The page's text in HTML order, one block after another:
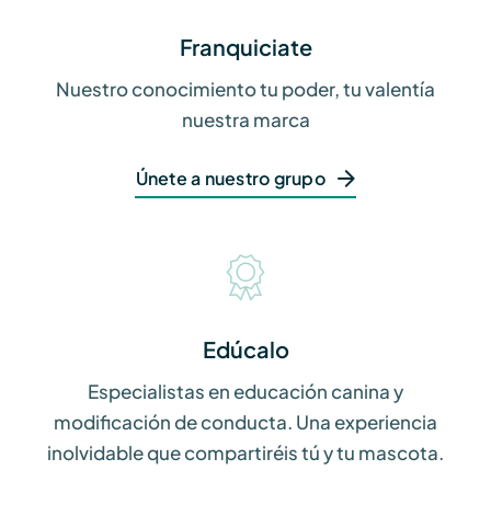
Franquiciate
Nuestro conocimiento tu poder, tu valentía
nuestra marca
Únete a nuestro grupo
Edúcalo
Especialistas en educación canina y
modificación de conducta. Una experiencia
inolvidable que compartiréis tú y tu mascota.